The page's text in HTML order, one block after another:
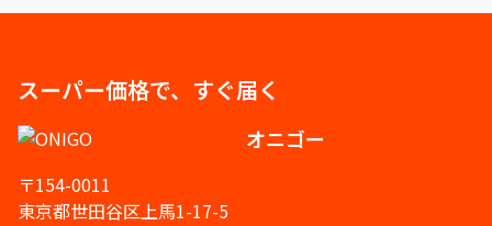
スーパー価格で、すぐ届く
オニゴー
〒154-0011
東京都世田谷区上馬1-17-5